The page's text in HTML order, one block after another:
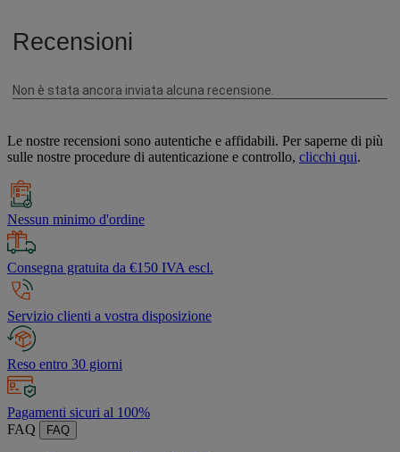
Le nostre recensioni sono autentiche e affidabili. Per saperne di più
sulle nostre procedure di autenticazione e controllo, clicchi qui.
Nessun minimo d'ordine
Consegna gratuita da €150 IVA escl.
Servizio clienti a vostra disposizione
Reso entro 30 giorni
Pagamenti sicuri al 100%
FAQ
FAQ